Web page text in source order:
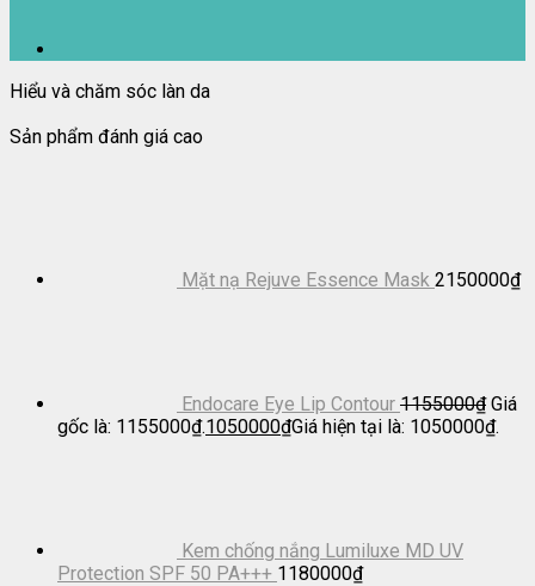
Hiểu và chăm sóc làn da
Sản phẩm đánh giá cao
Mặt nạ Rejuve Essence Mask 2150000₫
Endocare Eye Lip Contour 1155000₫ Giá
gốc là: 1155000₫.1050000₫Giá hiện tại là: 1050000₫.
Kem chống nắng Lumiluxe MD UV
Protection SPF 50 PA+++ 1180000₫